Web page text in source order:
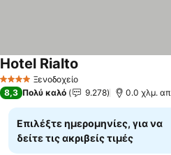
4 ΑστέριαΞενοδοχείο
Hotel Rialto
8,3 Πολύ καλό 9.278 0.0 χλμ.
Επιλέξτε ημερομηνίες, για να
δείτε τις ακριβείς τιμές